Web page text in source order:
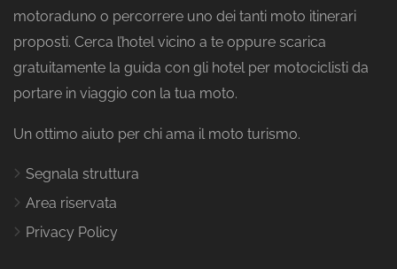
motoraduno o percorrere uno dei tanti moto itinerari
proposti. Cerca l’hotel vicino a te oppure scarica
gratuitamente la guida con gli hotel per motociclisti da
portare in viaggio con la tua moto.
Un ottimo aiuto per chi ama il moto turismo.
Segnala struttura
Area riservata
Privacy Policy